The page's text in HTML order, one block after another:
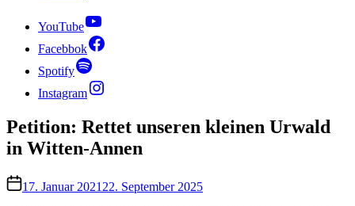
YouTube
Facebbok
Spotify
Instagram
Petition: Rettet unseren kleinen Urwald
in Witten-Annen
17. Januar 2021 22. September 2025